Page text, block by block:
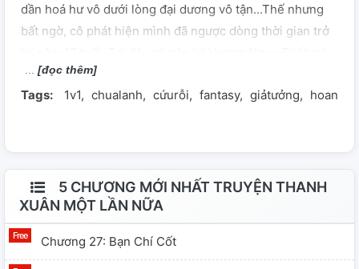
dần hoá hư vô dưới lòng đại dương vô tận...Thế nhưng
bất ngờ, cô phát hiện mình đã ngược dòng thời gian trở
chàng không để lại ấn tượng gì cho cô thời Trung Học.
Hai người vô tình liên kết với nhau bởi một số chuyện kì
Ngụy Triết - Trần Phong - Mặc Hoàn Châu - Trình Hàn
Lâm Họ đều là những đứa trẻ đuổi theo những vì sao,
nương tựa vào nhau mà trưởng thành.
[đọc thêm]
Tags: 1v1 chualanh cứurỗi fantasy giảtưởng
5 CHƯƠNG MỚI NHẤT TRUYỆN THANH
XUÂN MỘT LẦN NỮA
Chương 27: Bạn Chí Cốt